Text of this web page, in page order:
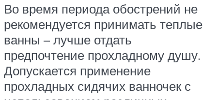
Во время периода обострений не
рекомендуется принимать теплые
ванны – лучше отдать
предпочтение прохладному душу.
Допускается применение
прохладных сидячих ванночек с